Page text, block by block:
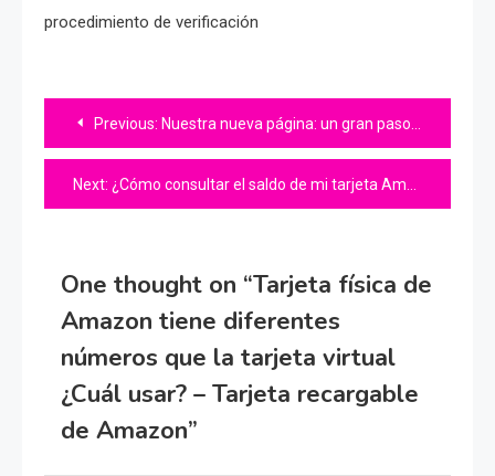
procedimiento de verificación
Navegación
de
entradas
Previous: Nuestra nueva página: un gran paso para EComprasMX
Next: ¿Cómo consultar el saldo de mi tarjeta Amazon Recargable?
One thought on “Tarjeta física de
Amazon tiene diferentes
números que la tarjeta virtual
¿Cuál usar? – Tarjeta recargable
de Amazon”